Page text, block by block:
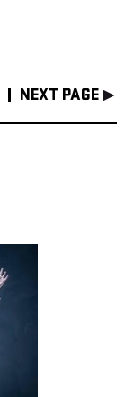
NEXT PAGE